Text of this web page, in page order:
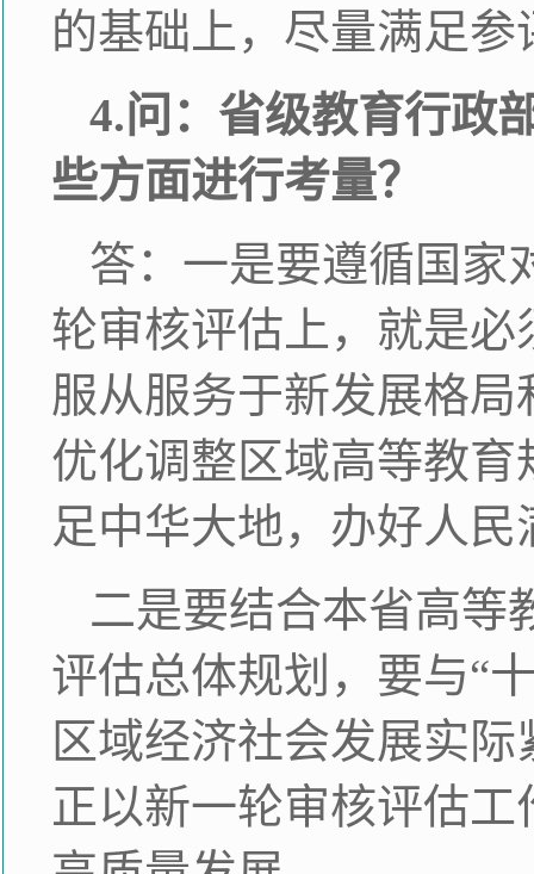
的基础上，尽量满足
4.问：省级教育行政
些方面进行考量？
答：一是要遵循国家
轮审核评估上，就是
服从服务于新发展格
优化调整区域高等教
足中华大地，办好人
二是要结合本省高等
评估总体规划，要与“
区域经济社会发展实
正以新一轮审核评估